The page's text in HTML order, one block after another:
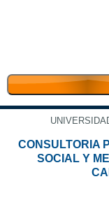
CONSULTORIA
SOCIAL Y